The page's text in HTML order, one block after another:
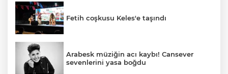
Fetih coşkusu Keles'e taşındı
Arabesk müziğin acı kaybı! Cansever
sevenlerini yasa boğdu